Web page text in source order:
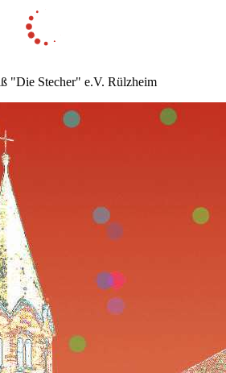
"Die Stecher" e.V. Rülzheim